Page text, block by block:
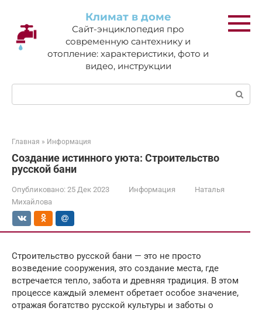
контенту
Климат в доме
Сайт-энциклопедия про
современную сантехнику и
отопление: характеристики, фото и
видео, инструкции
Поиск:
Главная » Информация
Создание истинного уюта: Строительство
русской бани
Опубликовано: 25 Дек 2023 Информация
Наталья
Михайлова
Строительство русской бани — это не просто
возведение сооружения, это создание места, где
встречается тепло, забота и древняя традиция. В этом
процессе каждый элемент обретает особое значение,
отражая богатство русской культуры и заботы о